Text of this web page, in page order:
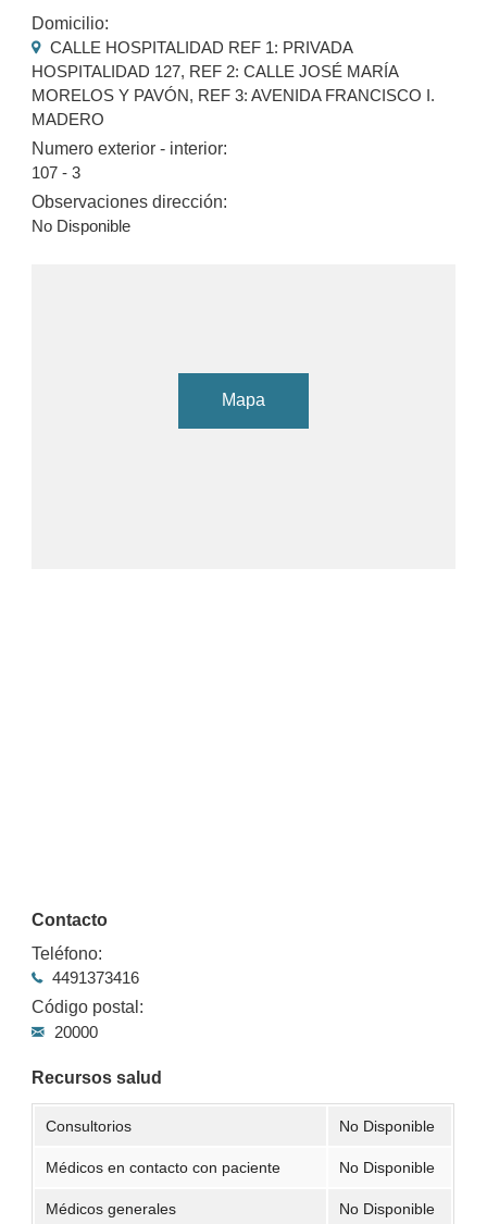
Domicilio:
CALLE HOSPITALIDAD REF 1: PRIVADA
HOSPITALIDAD 127, REF 2: CALLE JOSÉ MARÍA
MORELOS Y PAVÓN, REF 3: AVENIDA FRANCISCO I.
MADERO
Numero exterior - interior:
107 - 3
Observaciones dirección:
No Disponible
Mapa
Contacto
Teléfono:
4491373416
Código postal:
20000
Recursos salud
Consultorios No Disponible
Médicos en contacto con paciente No Disponible
Médicos generales No Disponible